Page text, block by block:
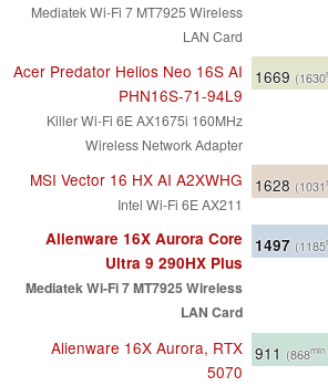
Mediatek Wi-Fi 7 MT7925 Wireless
LAN Card
Acer Predator Helios Neo 16S AI
PHN16S-71-94L9
Killer Wi-Fi 6E AX1675i 160MHz
Wireless Network Adapter
1669 (1630
MSI Vector 16 HX AI A2XWHG
Intel Wi-Fi 6E AX211
1628 (1031
Alienware 16X Aurora Core
Ultra 9 290HX Plus
Mediatek Wi-Fi 7 MT7925 Wireless
LAN Card
1497 (1185
Alienware 16X Aurora, RTX
5070
911 (868min